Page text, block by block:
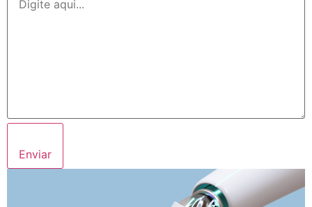
Enviar